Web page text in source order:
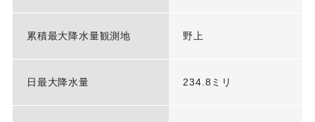
累積最大降水量観測地 野上
日最大降水量 234.8ミリ